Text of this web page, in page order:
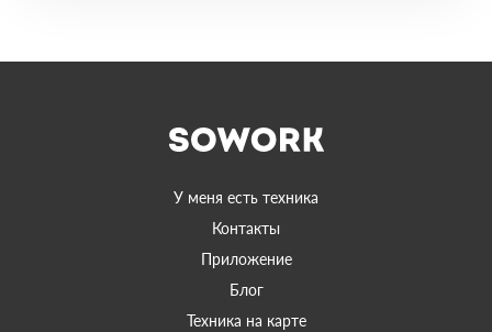
У меня есть техника
Контакты
Приложение
Блог
Техника на карте